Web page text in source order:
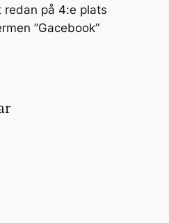
redan på 4:e plats
”Gacebook”